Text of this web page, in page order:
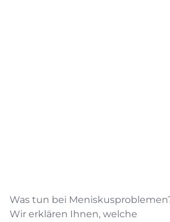
Was tun bei
Wir erklären Ihnen, welche